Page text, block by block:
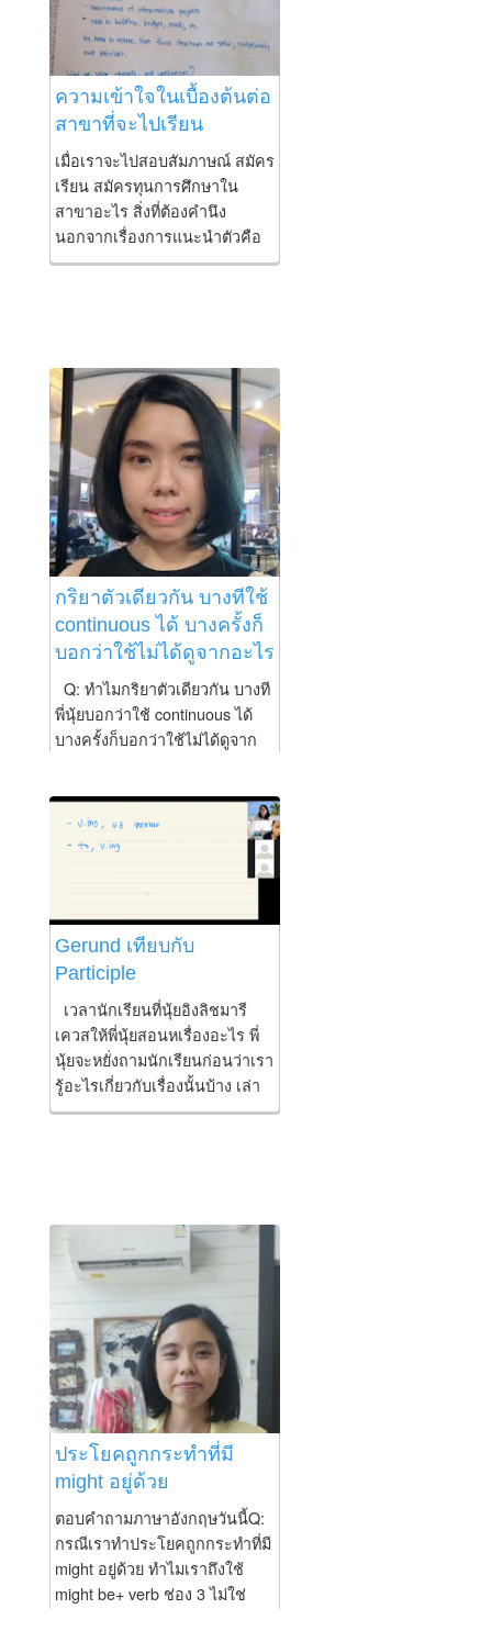
มหาวิทยาลัย ขณะเรียนเตรียม
อุดมแผนวิทย์-คอม ม.4...
ความเข้าใจในเบื้องต้นต่อ
สาขาที่จะไปเรียน
เมื่อเราจะไปสอบสัมภาษณ์ สมัคร
เรียน สมัครทุนการศึกษาใน
สาขาอะไร สิ่งที่ต้องคำนึง
นอกจากเรื่องการแนะนำตัวคือ
ความเข้าใจในเบื้องต้นต่อสาขา
มาเองจากความเข้าใจของเรา?
? ? ? ? ? ? ? ? ? ? ? ? ดร.พี่นุ้ย
สมิตา หมวดทอง
https://www.nuienglish.com
https://www.facebook.com/nuienglish
อยากเลี้ยงกาแฟพี่
นุ้ย https://www.nuienglish.com/coffee
โรงเรียนสอนภาษาอังกฤษ Nui-
English -อันดับ 2...
กริยาตัวเดียวกัน บางทีใช้
continuous ได้ บางครั้งก็
บอกว่าใช้ไม่ได้ดูจากอะไร
Q: ทำไมกริยาตัวเดียวกัน บางที
พี่นุ้ยบอกว่าใช้ continuous ได้
บางครั้งก็บอกว่าใช้ไม่ได้ดูจาก
เช่นคำว่า love และ like ซึ่งเป็น
ลักษณะของความรู้สึก แต่จะมี
กริยาบางตัวซึ่งต้องไปว่ากันตาม
ความหมายอีกทีตัวอย่าง
เช่นsmell กรณีที่แปลว่าดม จะ
สามารถใช้ continuous tense ได้
ในขณะที่ถ้าแปลว่ามีกลิ่น จะไม่
สามารถใช้ continuous tense
ได้ ลองนึกถึง concept...
Gerund เทียบกับ
Participle
เวลานักเรียนที่นุ้ยอิงลิชมารี
เควสให้พี่นุ้ยสอนหเรื่องอะไร พี่
นุ้ยจะหยั่งถามนักเรียนก่อนว่าเรา
รู้อะไรเกี่ยวกับเรื่องนั้นบ้าง เล่า
ให้พี่ฟังหน่อย แค่ฟังจะรู้เลยว่า
ต้องอธิบายหลักการแบบความ
คิดรวบยอดแบบสั้นๆให้เข้าใจ
ก่อน เพราะถ้าขาดความเข้าใจ
ในหลักการแล้ว จะไปต่อก็เหมือน
ซื้อลอตเตอรีที่ไม่รู้ว่าจะถูกวัน
ไหน คลิปนี่พี่นุ้ยอธิบายเรื่อง
Gerund เทียบกับ Participle เพื่อ
แสดงให้เห็นว่าแม้จะเป็น v.ing
เหมือนกันแต่ลักษณะการใช้มัน
ต่างกันนะคะ ? ? ? ? ? ? ? ? ? ?
? ? ?...
ประโยคถูกกระทำที่มี
might อยู่ด้วย
ตอบคำถามภาษาอังกฤษวันนี้Q:
กรณีเราทำประโยคถูกกระทำที่มี
might อยู่ด้วย ทำไมเราถึงใช้
might be+ verb ช่อง 3 ไม่ใช่